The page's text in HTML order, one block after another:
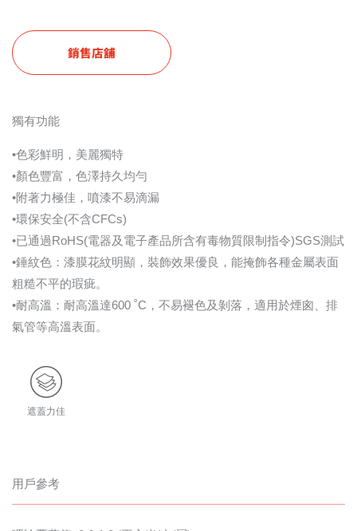
銷售店舖
獨有功能
•色彩鮮明，美麗獨特
•顏色豐富，色澤持久均勻
•附著力極佳，噴漆不易滴漏
•環保安全(不含CFCs)
•已通過RoHS(電器及電子產品所含有毒物質限制指令)SGS測試
•錘紋色：漆膜花紋明顯，裝飾效果優良，能掩飾各種金屬表面
粗糙不平的瑕疵。
•耐高溫：耐高溫達600 ˚C，不易褪色及剝落，適用於煙囪、排
氣管等高溫表面。
遮蓋力佳
用戶參考